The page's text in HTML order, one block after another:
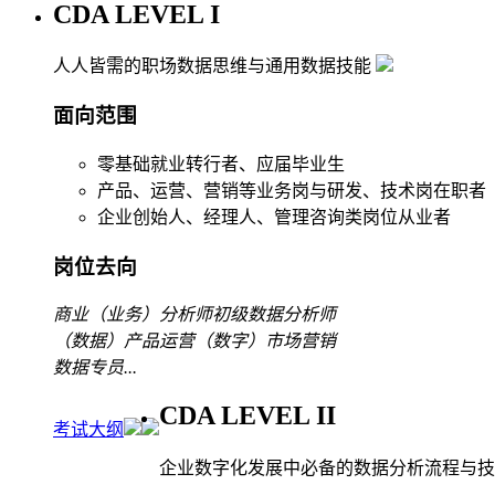
CDA LEVEL I
人人皆需的职场数据思维与通用数据技能
面向范围
零基础就业转行者、应届毕业生
产品、运营、营销等业务岗与研发、技术岗在职者
企业创始人、经理人、管理咨询类岗位从业者
岗位去向
商业（业务）分析师初级数据分析师
（数据）产品运营（数字）市场营销
数据专员...
考试大纲 CDA LEVEL II
企业数字化发展中必备的数据分析流程与